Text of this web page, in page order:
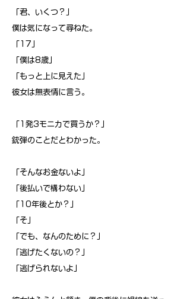
「君、いくつ？」
僕は気になって尋ねた。
「17」
「僕は8歳」
「もっと上に見えた」
彼女は無表情に言う。
「1発3モニカで買うか？」
銃弾のことだとわかった。
「そんなお金ないよ」
「後払いで構わない」
「10年後とか？」
「そ」
「でも、なんのために？」
「逃げたくないの？」
「逃げられないよ」